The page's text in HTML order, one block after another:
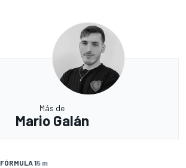
Más de
Mario Galán
FÓRMULA 15 m